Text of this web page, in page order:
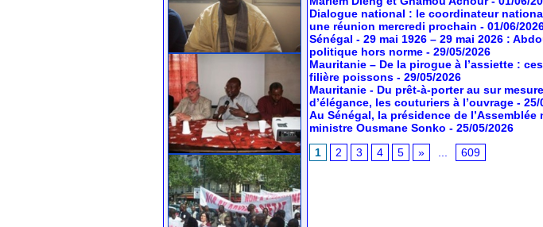
Dialogue national : le coordinateur
une réunion mercredi prochain - 01/06/
Sénégal - 29 mai 1926 – 29 mai 2026 :
politique hors norme - 29/05/2026
Mauritanie – De la pirogue à l’assiette :
filière poissons - 29/05/2026
Mauritanie - Du prêt-à-porter au sur
d’élégance, les couturiers à l’ouvrage - 25/
Au Sénégal, la présidence de
ministre Ousmane Sonko - 25/05/2026
1
2 3 4 5 » ... 609